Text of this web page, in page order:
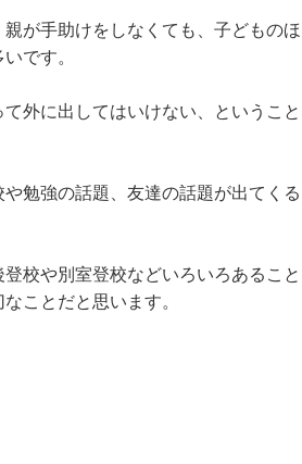
が手助けをしなくても、子どものほ
です。
外に出してはいけない、ということ
勉強の話題、友達の話題が出てくる
校や別室登校などいろいろあること
ことだと思います。